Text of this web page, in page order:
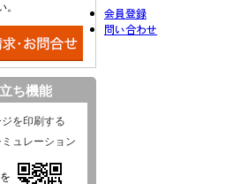
会員登録
問い合わせ
。
ち機能
を印刷する
ュレーション